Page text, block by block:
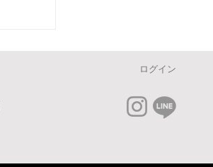
ログイン